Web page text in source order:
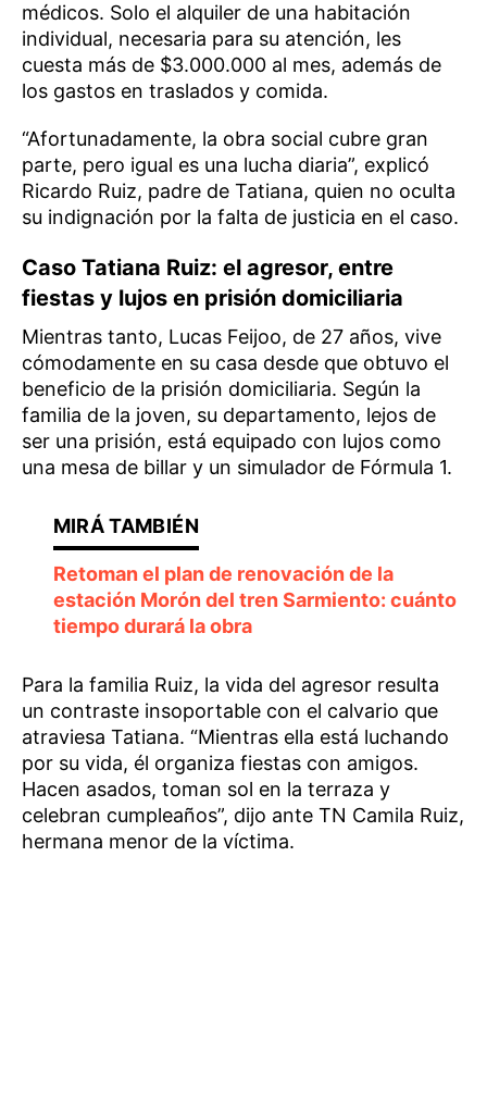
médicos. Solo el alquiler de una habitación
individual, necesaria para su atención, les
cuesta más de $3.000.000 al mes, además de
los gastos en traslados y comida.
“Afortunadamente, la obra social cubre gran
parte, pero igual es una lucha diaria”, explicó
Ricardo Ruiz, padre de Tatiana, quien no oculta
su indignación por la falta de justicia en el caso.
Caso Tatiana Ruiz: el agresor, entre
fiestas y lujos en prisión domiciliaria
Mientras tanto, Lucas Feijoo, de 27 años, vive
cómodamente en su casa desde que obtuvo el
beneficio de la prisión domiciliaria. Según la
familia de la joven, su departamento, lejos de
ser una prisión, está equipado con lujos como
una mesa de billar y un simulador de Fórmula 1.
Retoman el plan de renovación de la
estación Morón del tren Sarmiento: cuánto
tiempo durará la obra
Para la familia Ruiz, la vida del agresor resulta
un contraste insoportable con el calvario que
atraviesa Tatiana. “Mientras ella está luchando
por su vida, él organiza fiestas con amigos.
Hacen asados, toman sol en la terraza y
celebran cumpleaños”, dijo ante TN Camila Ruiz,
hermana menor de la víctima.